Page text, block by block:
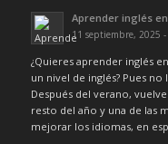
Aprender inglés en
11 septiembre, 2025 -
¿Quieres aprender inglés
un nivel de inglés? Pues
Después del verano,
resto del año y una de las
mejorar los idiomas, en